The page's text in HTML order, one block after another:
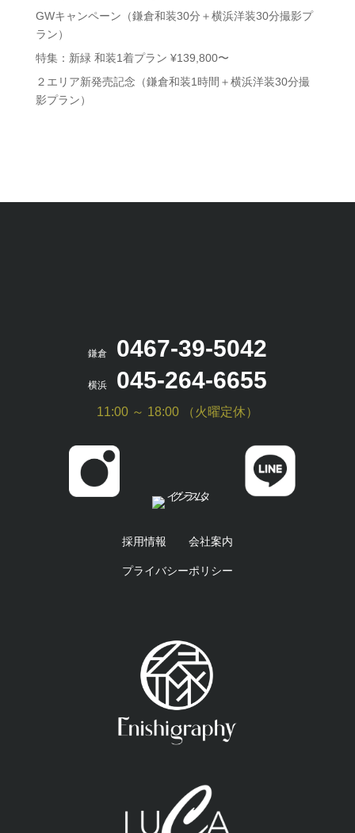
GWキャンペーン（鎌倉和装30分＋横浜洋装30分撮影プ
ラン）
特集：新緑 和装1着プラン ¥139,800〜
２エリア新発売記念（鎌倉和装1時間＋横浜洋装30分撮
影プラン）
鎌倉 0467-39-5042
横浜 045-264-6655
11:00 ～ 18:00 （火曜定休）
採用情報 会社案内
プライバシーポリシー